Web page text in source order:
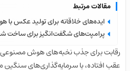
مقالات مرتبط
ایده‌های خلاقانه برای تولید عکس
پرامپت‌های شگفت‌انگیز برای ساخت
رقابت برای جذب نخبه‌های هوش مصنوعی